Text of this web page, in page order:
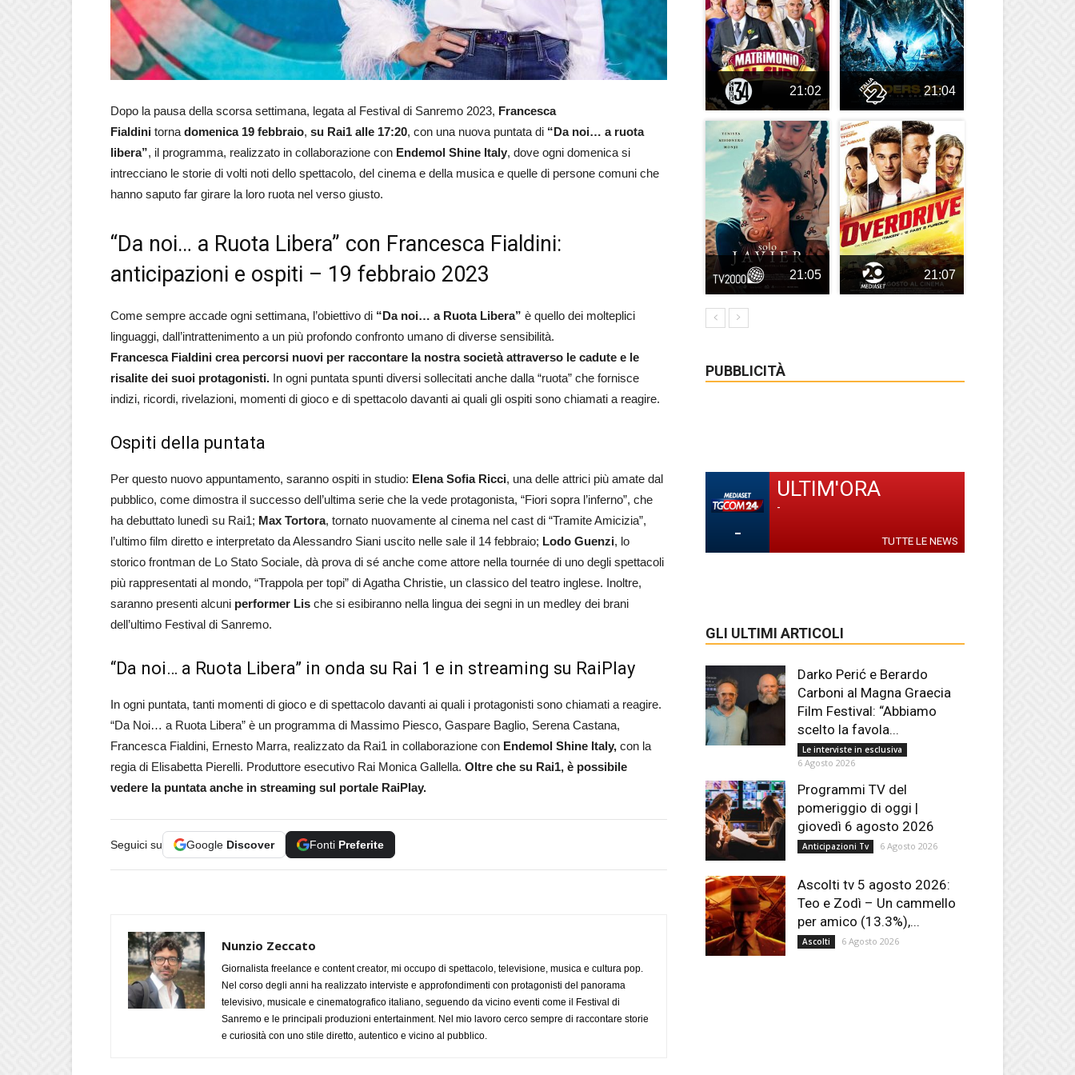
Dopo la pausa della scorsa settimana, legata al Festival di Sanremo 2023, Francesca
Fialdini torna domenica 19 febbraio, su Rai1 alle 17:20, con una nuova puntata di “Da noi… a ruota
libera”, il programma, realizzato in collaborazione con Endemol Shine Italy, dove ogni domenica si
intrecciano le storie di volti noti dello spettacolo, del cinema e della musica e quelle di persone comuni che
hanno saputo far girare la loro ruota nel verso giusto.
“Da noi… a Ruota Libera” con Francesca Fialdini:
anticipazioni e ospiti – 19 febbraio 2023
Come sempre accade ogni settimana, l’obiettivo di “Da noi… a Ruota Libera” è quello dei molteplici
linguaggi, dall’intrattenimento a un più profondo confronto umano di diverse sensibilità.
Francesca Fialdini crea percorsi nuovi per raccontare la nostra società attraverso le cadute e le
risalite dei suoi protagonisti. In ogni puntata spunti diversi sollecitati anche dalla “ruota” che fornisce
indizi, ricordi, rivelazioni, momenti di gioco e di spettacolo davanti ai quali gli ospiti sono chiamati a reagire.
Ospiti della puntata
Per questo nuovo appuntamento, saranno ospiti in studio: Elena Sofia Ricci, una delle attrici più amate dal
pubblico, come dimostra il successo dell’ultima serie che la vede protagonista, “Fiori sopra l’inferno”, che
ha debuttato lunedì su Rai1; Max Tortora, tornato nuovamente al cinema nel cast di “Tramite Amicizia”,
l’ultimo film diretto e interpretato da Alessandro Siani uscito nelle sale il 14 febbraio; Lodo Guenzi, lo
storico frontman de Lo Stato Sociale, dà prova di sé anche come attore nella tournée di uno degli spettacoli
più rappresentati al mondo, “Trappola per topi” di Agatha Christie, un classico del teatro inglese. Inoltre,
saranno presenti alcuni performer Lis che si esibiranno nella lingua dei segni in un medley dei brani
dell’ultimo Festival di Sanremo.
“Da noi… a Ruota Libera” in onda su Rai 1 e in streaming su RaiPlay
In ogni puntata, tanti momenti di gioco e di spettacolo davanti ai quali i protagonisti sono chiamati a reagire.
“Da Noi… a Ruota Libera” è un programma di Massimo Piesco, Gaspare Baglio, Serena Castana,
Francesca Fialdini, Ernesto Marra, realizzato da Rai1 in collaborazione con Endemol Shine Italy, con la
regia di Elisabetta Pierelli. Produttore esecutivo Rai Monica Gallella. Oltre che su Rai1, è possibile
vedere la puntata anche in streaming sul portale RaiPlay.
Seguici su Google Discover Fonti Preferite
Nunzio Zeccato
Giornalista freelance e content creator, mi occupo di spettacolo, televisione, musica e cultura pop.
Nel corso degli anni ha realizzato interviste e approfondimenti con protagonisti del panorama
televisivo, musicale e cinematografico italiano, seguendo da vicino eventi come il Festival di
Sanremo e le principali produzioni entertainment. Nel mio lavoro cerco sempre di raccontare storie
e curiosità con uno stile diretto, autentico e vicino al pubblico.
21:02 21:04
21:05 21:07
PUBBLICITÀ
-
ULTIM'ORA
-
TUTTE LE NEWS
GLI ULTIMI ARTICOLI
Darko Perić e Berardo
Carboni al Magna Graecia
Film Festival: “Abbiamo
scelto la favola...
Le interviste in esclusiva
6 Agosto 2026
Programmi TV del
pomeriggio di oggi |
giovedì 6 agosto 2026
Anticipazioni Tv 6 Agosto 2026
Ascolti tv 5 agosto 2026:
Teo e Zodì – Un cammello
per amico (13.3%),...
Ascolti 6 Agosto 2026